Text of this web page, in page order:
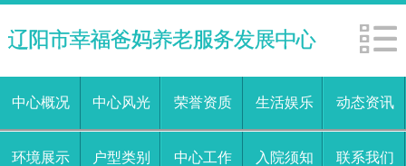
中心概况 中心风光 荣誉资质 生活娱乐 动态资讯
环境展示 户型类别 中心工作 入院须知 联系我们